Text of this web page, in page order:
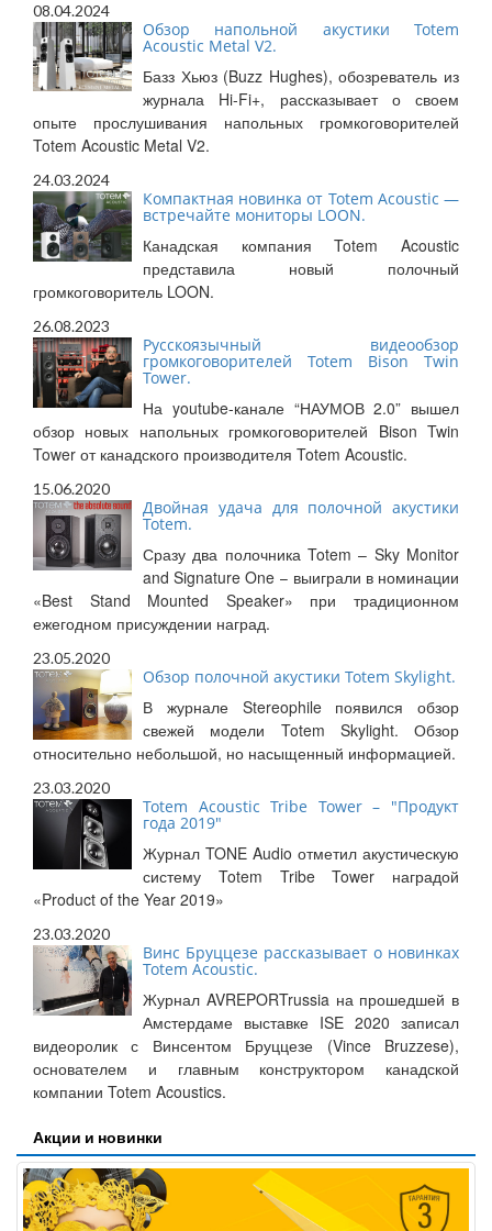
08.04.2024
Обзор напольной акустики Totem
Acoustic Metal V2.
Базз Хьюз (Buzz Hughes), обозреватель из
журнала Hi-Fi+, рассказывает о своем
опыте прослушивания напольных громкоговорителей
Totem Acoustic Metal V2.
24.03.2024
Компактная новинка от Totem Acoustic —
встречайте мониторы LOON.
Канадская компания Totem Acoustic
представила новый полочный
громкоговоритель LOON.
26.08.2023
Русскоязычный видеообзор
громкоговорителей Totem Bison Twin
Tower.
На youtube-канале “НАУМОВ 2.0” вышел
обзор новых напольных громкоговорителей Bison Twin
Tower от канадского производителя Totem Acoustic.
15.06.2020
Двойная удача для полочной акустики
Totem.
Сразу два полочника Totem – Sky Monitor
and Signature One – выиграли в номинации
«Best Stand Mounted Speaker» при традиционном
ежегодном присуждении наград.
23.05.2020
Обзор полочной акустики Totem Skylight.
В журнале Stereophile появился обзор
свежей модели Totem Skylight. Обзор
относительно небольшой, но насыщенный информацией.
23.03.2020
Totem Acoustic Tribe Tower – "Продукт
года 2019"
Журнал TONE Audio отметил акустическую
систему Totem Tribe Tower наградой
«Product of the Year 2019»
23.03.2020
Винс Бруццезе рассказывает о новинках
Totem Acoustic.
Журнал AVREPORTrussia на прошедшей в
Амстердаме выставке ISE 2020 записал
видеоролик с Винсентом Бруццезе (Vince Bruzzese),
основателем и главным конструктором канадской
компании Totem Acoustics.
Акции и новинки